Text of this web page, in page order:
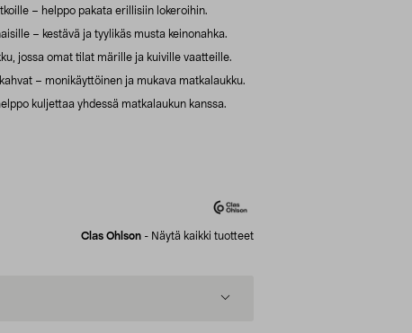
– helppo pakata erillisiin lokeroihin.
– kestävä ja tyylikäs musta keinonahka.
jossa omat tilat märille ja kuiville vaatteille.
– monikäyttöinen ja mukava matkalaukku.
kuljettaa yhdessä matkalaukun kanssa.
Clas Ohlson - Näytä kaikki tuotteet